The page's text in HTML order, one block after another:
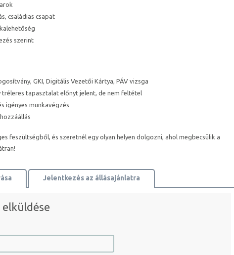
családias csapat
szerint
GKI, Digitális Vezetői Kártya, PÁV vizsga
tréleres tapasztalat előnyt jelent, de nem feltétel
igényes munkavégzés
feszültségből, és szeretnél egy olyan helyen dolgozni, ahol megbecsülik a
Jelentkezés az állásajánlatra